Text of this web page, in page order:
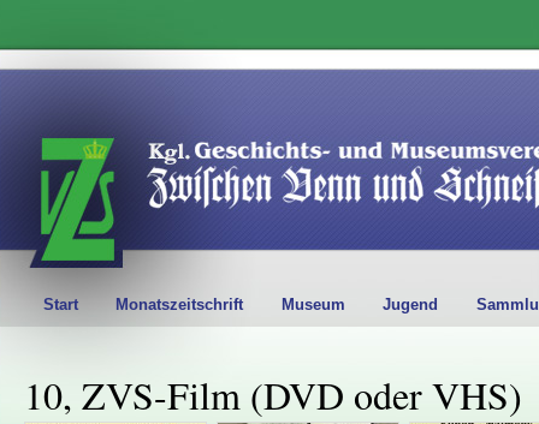
Start Monatszeitschrift Museum Jugend
10, ZVS-Film (DVD oder VHS)